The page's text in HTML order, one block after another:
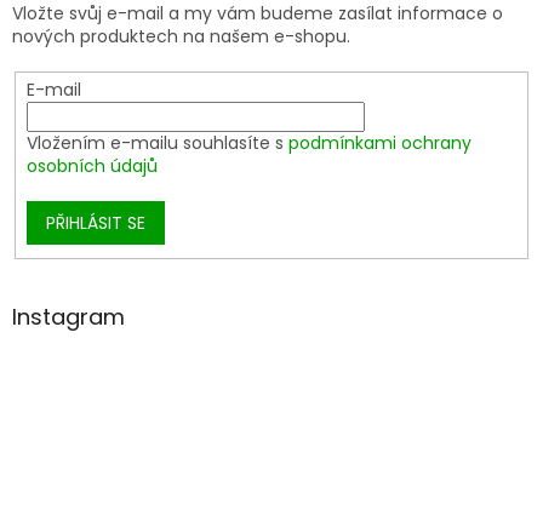
Vložte svůj e-mail a my vám budeme zasílat informace o
nových produktech na našem e-shopu.
E-mail
Vložením e-mailu souhlasíte s podmínkami ochrany
osobních údajů
PŘIHLÁSIT SE
Instagram